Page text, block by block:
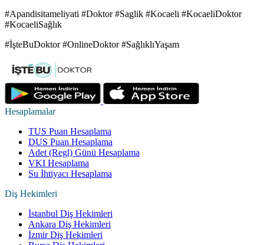
#Apandisitameliyati #Doktor #Saglik #Kocaeli #KocaeliDoktor
#KocaeliSağlık
#İşteBuDoktor #OnlineDoktor #SağlıklıYaşam
Hesaplamalar
TUS Puan Hesaplama
DUS Puan Hesaplama
Adet (Regl) Günü Hesaplama
VKI Hesaplama
Su İhtiyacı Hesaplama
Diş Hekimleri
İstanbul Diş Hekimleri
Ankara Diş Hekimleri
İzmir Diş Hekimleri